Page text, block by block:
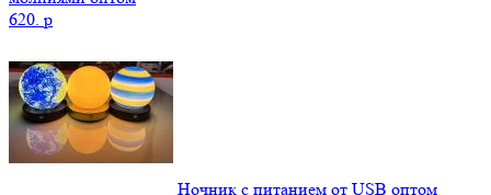
620. p
Ночник с питанием от USB оптом